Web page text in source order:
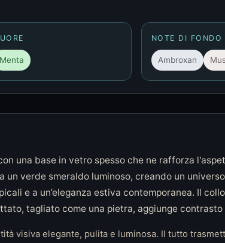
Menta
NOTE DI FONDO
Ambroxan
una base in vetro spesso che ne rafforza
verde smeraldo luminoso, creando un
e a un’eleganza estiva contemporanea. Il
tagliato come una pietra, aggiunge
visiva elegante, pulita e luminosa. Il tutto